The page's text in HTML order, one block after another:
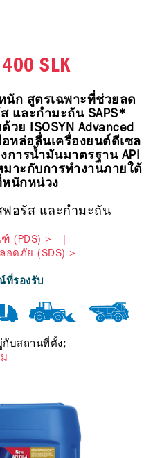
400 SLK
นัก สูตรเฉพาะที่ช่วยลด
และกํามะถัน SAPS*
ย ISOSYN Advanced
อหล่อลื่นเครื่องยนต์ดีเซล
การน้ำมันมาตรฐาน API
มาะกับการทำงานภายใต้
นักหน่วง
อรัส และกํามะถัน
(PDS) > |
อดภัย (SDS) >
ที่รองรับ
บสถานที่ตั้ง;